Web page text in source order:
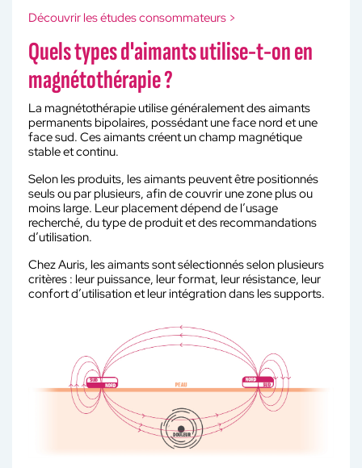
Découvrir les études consommateurs >
Quels types d'aimants utilise-t-on en
magnétothérapie ?
La magnétothérapie utilise généralement des aimants
permanents bipolaires, possédant une face nord et une
face sud. Ces aimants créent un champ magnétique
stable et continu.
Selon les produits, les aimants peuvent être positionnés
seuls ou par plusieurs, afin de couvrir une zone plus ou
moins large. Leur placement dépend de l’usage
recherché, du type de produit et des recommandations
d’utilisation.
Chez Auris, les aimants sont sélectionnés selon plusieurs
critères : leur puissance, leur format, leur résistance, leur
confort d’utilisation et leur intégration dans les supports.